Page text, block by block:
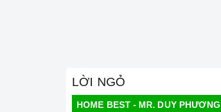
LỜI NGỎ
HOME BEST - MR. DUY PHƯƠNG